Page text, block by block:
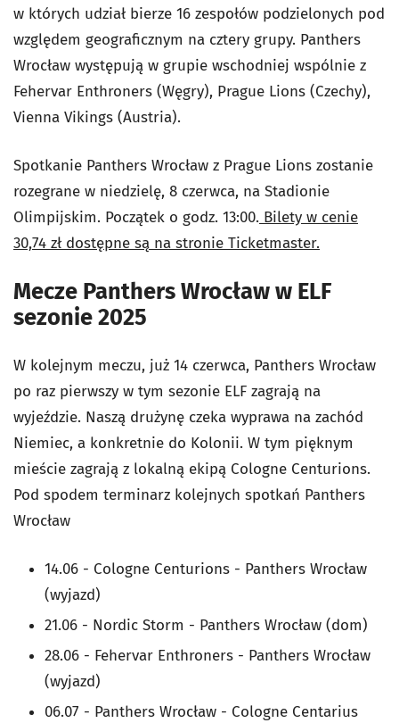
w których udział bierze 16 zespołów podzielonych pod
względem geograficznym na cztery grupy. Panthers
Wrocław występują w grupie wschodniej wspólnie z
Fehervar Enthroners (Węgry), Prague Lions (Czechy),
Vienna Vikings (Austria).
Spotkanie Panthers Wrocław z Prague Lions zostanie
rozegrane w niedzielę, 8 czerwca, na Stadionie
Olimpijskim. Początek o godz. 13:00. Bilety w cenie
30,74 zł dostępne są na stronie Ticketmaster.
Mecze Panthers Wrocław w ELF
sezonie 2025
W kolejnym meczu, już 14 czerwca, Panthers Wrocław
po raz pierwszy w tym sezonie ELF zagrają na
wyjeździe. Naszą drużynę czeka wyprawa na zachód
Niemiec, a konkretnie do Kolonii. W tym pięknym
mieście zagrają z lokalną ekipą Cologne Centurions.
Pod spodem terminarz kolejnych spotkań Panthers
Wrocław
14.06 - Cologne Centurions - Panthers Wrocław
(wyjazd)
21.06 - Nordic Storm - Panthers Wrocław (dom)
28.06 - Fehervar Enthroners - Panthers Wrocław
(wyjazd)
06.07 - Panthers Wrocław - Cologne Centarius